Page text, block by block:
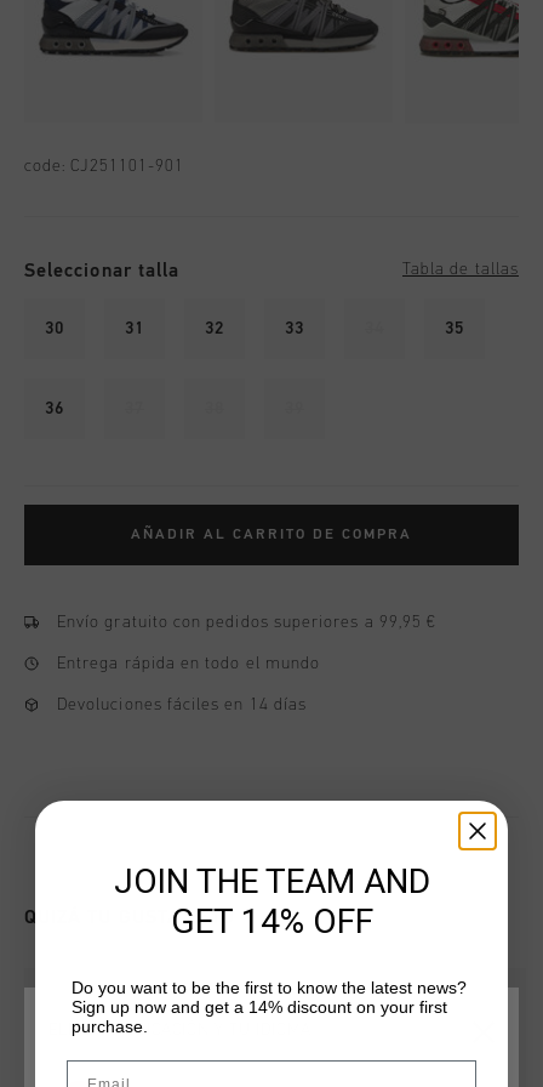
code: CJ251101-901
Seleccionar talla Tabla de tallas
30 31 32 33 35
36
AÑADIR AL CARRITO DE COMPRA
Envío gratuito con pedidos superiores a 99,95 €
Entrega rápida en todo el mundo
Devoluciones fáciles en 14 días
QUIZÁ TU GUSTA ESTO
ELIGE TU UBICACIÓN Y TU IDIOMA
JOIN THE TEAM AND
GET 14% OFF
Do you want to be the first to know the latest news?
Sign up now and get a 14% discount on your first
purchase.